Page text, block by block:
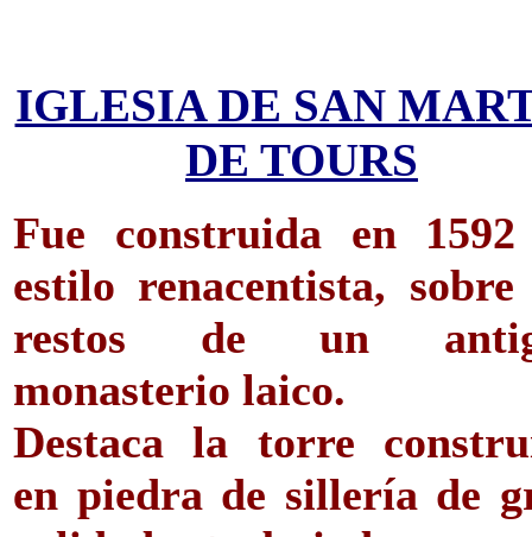
IGLESIA DE SAN
DE TOURS
Fue construida en
estilo renacentista, sobre
restos de un
monasterio laico.
Destaca la torre
en piedra de sillería de